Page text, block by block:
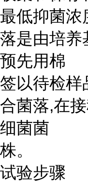
最低抑菌浓
落是由培养
预先用棉
签以待检样
合菌落,在
细菌菌
株。
试验步骤